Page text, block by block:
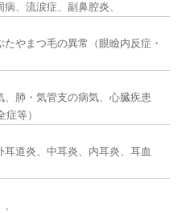
病、流涙症、副鼻腔炎、
たやまつ毛の異常（眼瞼内反症・
、肺・気管支の病気、心臓疾患
症等）
耳道炎、中耳炎、内耳炎、耳血